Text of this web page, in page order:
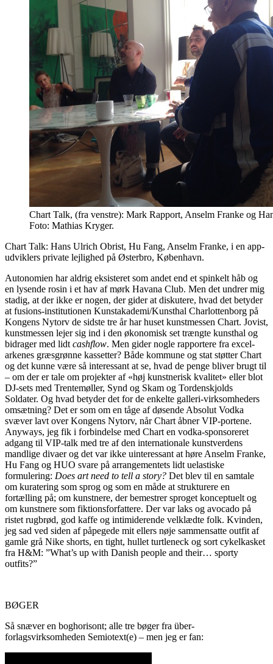
Chart Talk, (fra venstre): Mark Rapport, Anselm Franke og
Foto: Mathias Kryger.
Chart Talk: Hans Ulrich Obrist, Hu Fang, Anselm Franke, i en app-
udviklers private lejlighed på Østerbro, København.
Autonomien har aldrig eksisteret som andet end et spinkelt håb og
en lysende rosin i et hav af mørk Havana Club. Men det undrer mig
stadig, at der ikke er nogen, der gider at diskutere, hvad det betyder
at fusions-institutionen Kunstakademi/Kunsthal Charlottenborg på
Kongens Nytorv de sidste tre år har huset kunstmessen Chart. Jovist,
kunstmessen lejer sig ind i den økonomisk set trængte kunsthal og
bidrager med lidt cashflow. Men gider nogle rapportere fra excel-
arkenes græsgrønne kassetter? Både kommune og stat støtter Chart
og det kunne være så interessant at se, hvad de penge bliver brugt til
– om der er tale om projekter af «høj kunstnerisk kvalitet» eller blot
DJ-sets med Trentemøller, Synd og Skam og Tordenskjolds
Soldater. Og hvad betyder det for de enkelte galleri-virksomheders
omsætning? Det er som om en tåge af døsende Absolut Vodka
svæver lavt over Kongens Nytorv, når Chart åbner VIP-portene.
Anyways, jeg fik i forbindelse med Chart en vodka-sponsoreret
adgang til VIP-talk med tre af den internationale kunstverdens
mandlige divaer og det var ikke uinteressant at høre Anselm Franke,
Hu Fang og HUO svare på arrangementets lidt uelastiske
formulering: Does art need to tell a story? Det blev til en samtale
om kuratering som sprog og som en måde at strukturere en
fortælling på; om kunstnere, der bemestrer sproget konceptuelt og
om kunstnere som fiktionsforfattere. Der var laks og avocado på
ristet rugbrød, god kaffe og intimiderende velklædte folk. Kvinden,
jeg sad ved siden af påpegede mit ellers nøje sammensatte outfit af
gamle grå Nike shorts, en tight, hullet turtleneck og sort cykelkasket
fra H&M: ”What’s up with Danish people and their… sporty
outfits?”
BØGER
Så snæver en boghorisont; alle tre bøger fra über-
forlagsvirksomheden Semiotext(e) – men jeg er fan: